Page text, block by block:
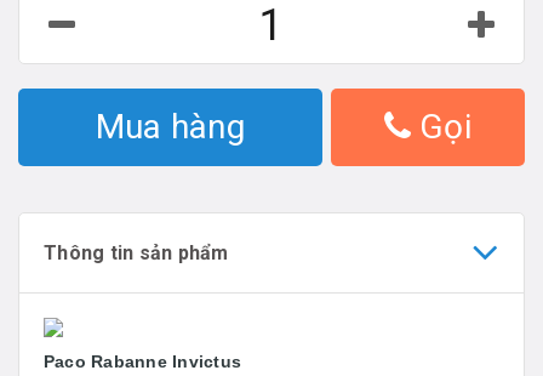
Mua hàng Gọi
Thông tin sản phẩm
Paco Rabanne Invictus